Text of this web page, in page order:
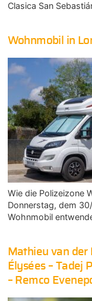
Clasica San
Wohnmobil in
Wie die Polizeizone
Donnerstag, dem
Wohnmobil
Mathieu van der
Élysées – Tadej
– Remco